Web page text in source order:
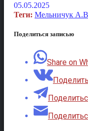
05.05.2025
Теги: Мельничук
Поделиться записью
Share on